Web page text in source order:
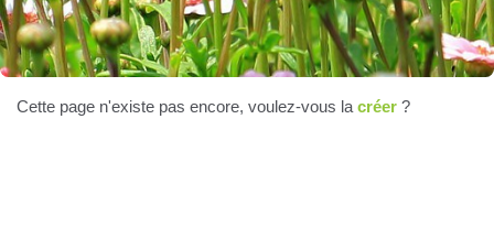
Cette page n'existe pas encore, voulez-vous la créer ?